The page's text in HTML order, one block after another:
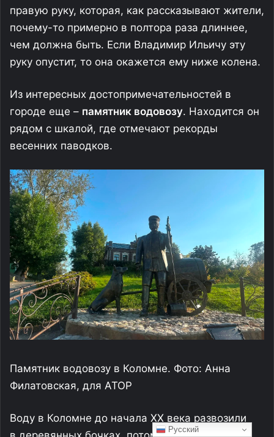
правую руку, которая, как рассказывают жители,
почему-то примерно в полтора раза длиннее,
чем должна быть. Если Владимир Ильичу эту
руку опустит, то она окажется ему ниже колена.
Из интересных достопримечательностей в
городе еще – памятник водовозу. Находится он
рядом с шкалой, где отмечают рекорды
весенних паводков.
Памятник водовозу в Коломне. Фото: Анна
Филатовская, для АТОР
Воду в Коломне до начала XX века развозили
Русский